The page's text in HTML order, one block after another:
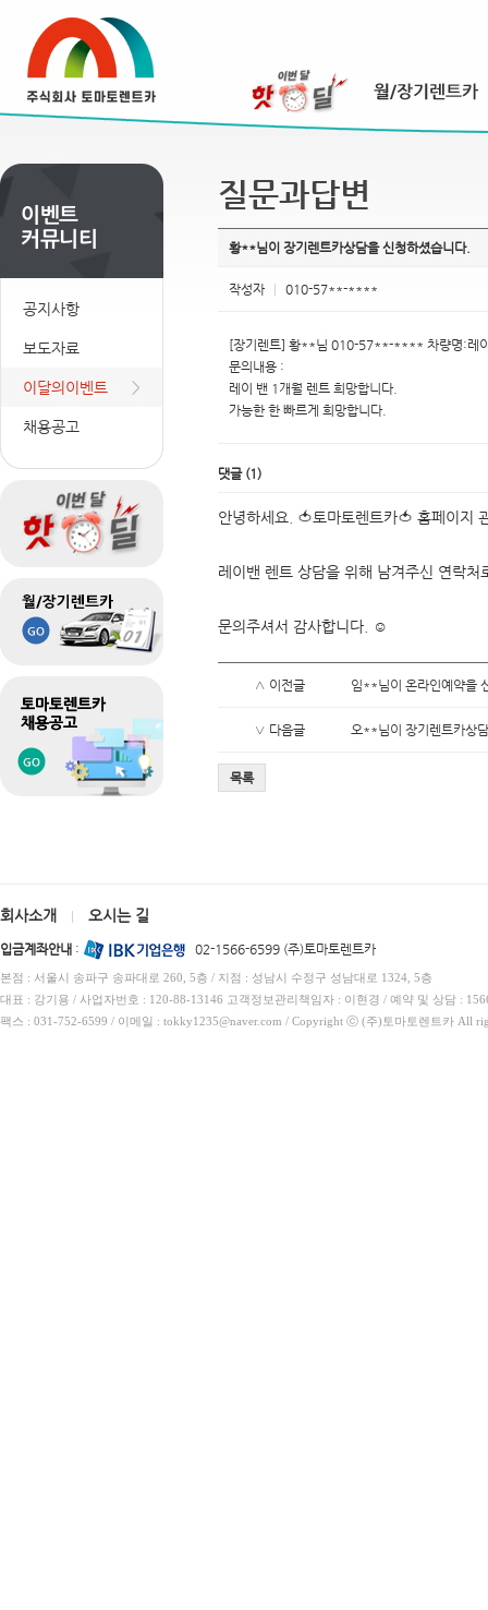
공지사항
보도자료
이달의이벤트
채용공고
질문과답변
황**님이 장기렌트카상담을 신청하셨습니다.
작성자 010-57**-****
[장기렌트] 황**님 010-57**-**** 차량명:레
문의내용 :
레이 밴 1개월 렌트 희망합니다.
가능한 한 빠르게 희망합니다.
댓글 (1)
안녕하세요. 🍅토마토렌트카🍅 홈페이지
레이밴 렌트 상담을 위해 남겨주신 연락처
문의주셔서 감사합니다. ☺️
∧ 이전글 임**님이 온라인예약을
∨ 다음글 오**님이 장기렌트카상
목록
회사소개 오시는 길
입금계좌안내 : 02-1566-6599 (주)토마토렌트카
본점 : 서울시 송파구 송파대로 260, 5층 / 지점 : 성남시 수정구 성남대로 1324, 5층
대표 : 강기용 / 사업자번호 : 120-88-13146 고객정보관리책임자 : 이현경 / 예약 및 상담 :
팩스 : 031-752-6599 / 이메일 : tokky1235@naver.com / Copyright ⓒ (주)토마토렌트카 All